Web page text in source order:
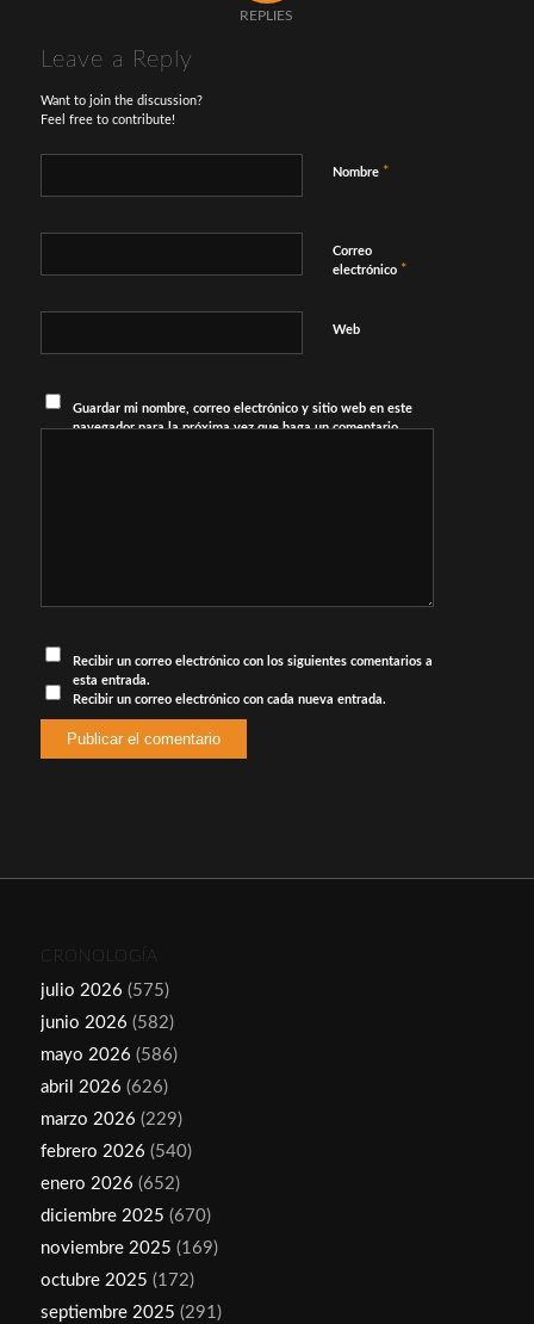
REPLIES
Leave a Reply
Want to join the discussion?
Feel free to contribute!
Nombre *
Correo
electrónico *
Web
Guardar mi nombre, correo electrónico y sitio web en este
navegador para la próxima vez que haga un comentario.
Recibir un correo electrónico con los siguientes comentarios a
esta entrada.
Recibir un correo electrónico con cada nueva entrada.
CRONOLOGÍA
julio 2026 (575)
junio 2026 (582)
mayo 2026 (586)
abril 2026 (626)
marzo 2026 (229)
febrero 2026 (540)
enero 2026 (652)
diciembre 2025 (670)
noviembre 2025 (169)
octubre 2025 (172)
septiembre 2025 (291)